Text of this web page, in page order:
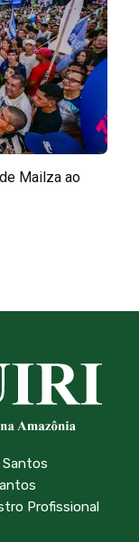
Mailza ao
Santos
Profissional